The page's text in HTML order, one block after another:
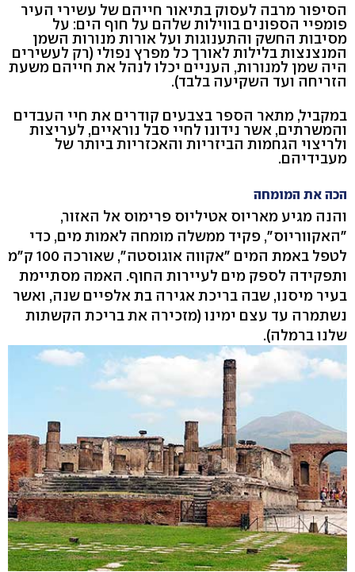
הסיפור מרבה לעסוק בתיאור חייהם של עשירי העיר
פומפיי הספונים בווילות שלהם על חוף הים: על
מסיבות החשק והתענוגות ועל אורות מנורות השמן
המנצנצות בלילות לאורך כל מפרץ נפולי (רק לעשירים
היה שמן למנורות, העניים יכלו לנהל את חייהם משעת
הזריחה ועד השקיעה בלבד).
במקביל, מתאר הספר בצבעים קודרים את חיי העבדים
והמשרתים, אשר נידונו לחיי סבל נוראיים, לעריצות
ולריצוי הגחמות הביזריות והאכזריות ביותר של
מעבידיהם.
הכה את המומחה
והנה מגיע מאריוס אטיליוס פרימוס אל האזור,
"האקווריוס", פקיד ממשלה מומחה לאמות מים, כדי
לטפל באמת המים "אקווה אוגוסטה", שאורכה 100 ק"מ
ותפקידה לספק מים לעיירות החוף. האמה מסתיימת
בעיר מיסנו, שבה בריכת אגירה בת אלפיים שנה, ואשר
נשתמרה עד עצם ימינו (מזכירה את בריכת הקשתות
שלנו ברמלה).